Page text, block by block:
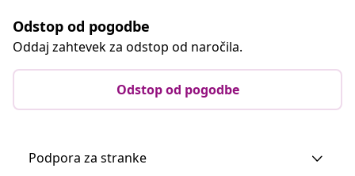
Odstop od pogodbe
Oddaj zahtevek za odstop od naročila.
Odstop od pogodbe
Podpora za stranke